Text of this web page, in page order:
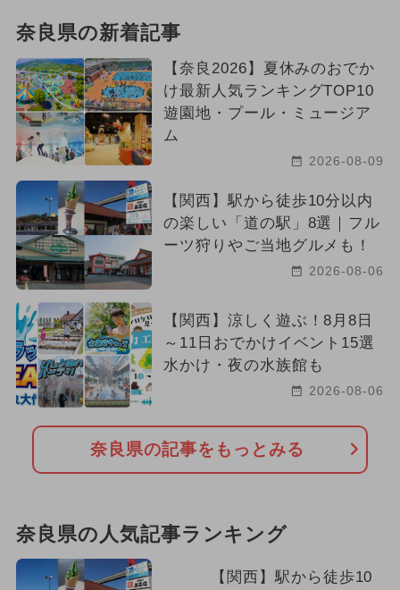
奈良県の新着記事
【奈良2026】夏休みのおでか
け最新人気ランキングTOP10
遊園地・プール・ミュージア
ム
2026-08-09
【関西】駅から徒歩10分以内
の楽しい「道の駅」8選｜フル
ーツ狩りやご当地グルメも！
2026-08-06
【関西】涼しく遊ぶ！8月8日
～11日おでかけイベント15選
水かけ・夜の水族館も
2026-08-06
奈良県の記事をもっとみる
奈良県の人気記事ランキング
【関西】駅から徒歩10